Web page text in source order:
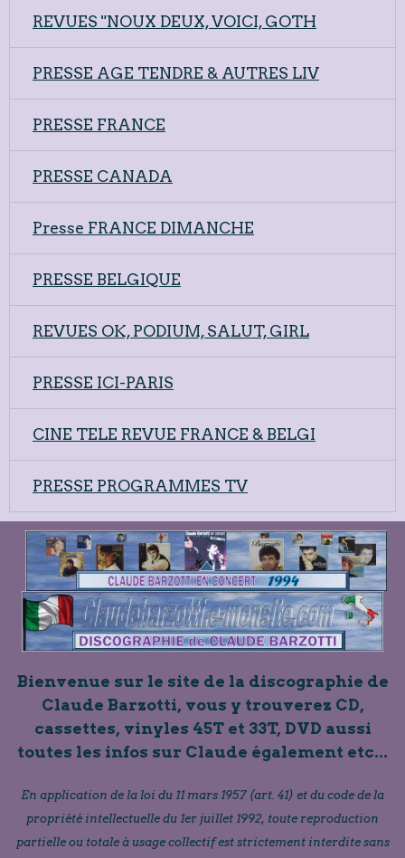
REVUES "NOUX DEUX, VOICI, GOTH
PRESSE AGE TENDRE & AUTRES LIV
PRESSE FRANCE
PRESSE CANADA
Presse FRANCE DIMANCHE
PRESSE BELGIQUE
REVUES OK, PODIUM, SALUT, GIRL
PRESSE ICI-PARIS
CINE TELE REVUE FRANCE & BELGI
PRESSE PROGRAMMES TV
Bienvenue sur le site de la discographie de
Claude Barzotti, vous y trouverez CD,
cassettes, vinyles 45T et 33T, DVD aussi
toutes les infos sur Claude également etc...
En application de la loi du 11 mars 1957 (art. 41) et du code de la
propriété intellectuelle du 1er juillet 1992, toute reproduction
partielle ou totale à usage collectif est strictement interdite sans